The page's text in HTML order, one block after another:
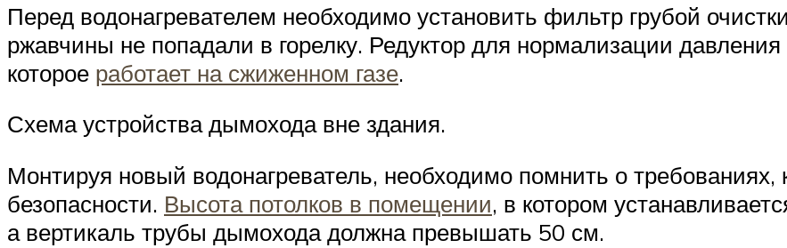
Перед водонагревателем необходимо установить фильтр грубой
ржавчины не попадали в горелку. Редуктор для нормализации давления
которое работает на сжиженном газе.
Схема устройства дымохода вне здания.
Монтируя новый водонагреватель, необходимо помнить о
безопасности. Высота потолков в помещении, в котором
а вертикаль трубы дымохода должна превышать 50 см.